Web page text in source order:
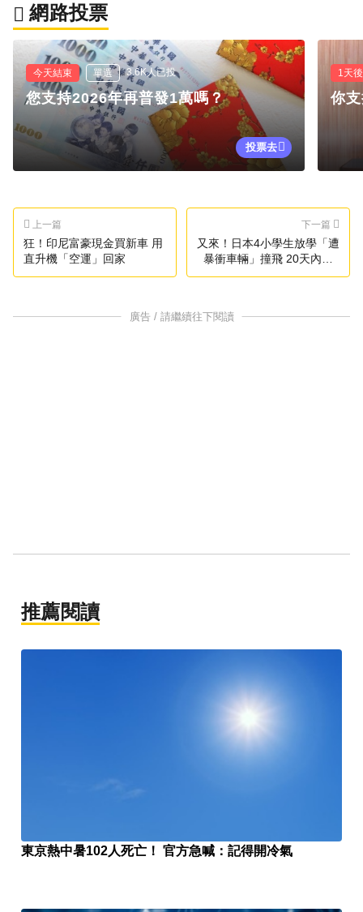
網路投票
今天結束 單選 3.6K人已投
您支持2026年再普發1萬嗎？
投票去
1天
你
上一篇
狂！印尼富豪現金買新車 用
直升機「空運」回家
下一篇
又來！日本4小學生放學「遭
暴衝車輛」撞飛 20天內第3
起
廣告 / 請繼續往下閱讀
推薦閱讀
東京熱中暑102人死亡！ 官方急喊：記得開冷氣